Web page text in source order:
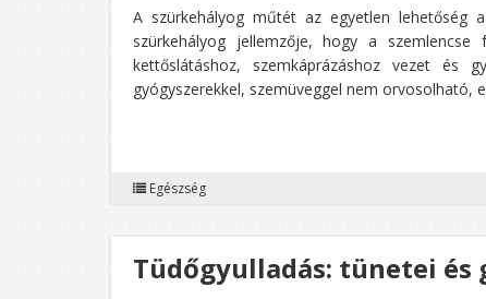
A szürkehályog műtét az egyetlen lehetőség
szürkehályog jellemzője, hogy a
kettőslátáshoz, szemkáprázáshoz vezet és
gyógyszerekkel, szemüveggel nem orvosolható,
Egészség
Tüdőgyulladás: tünetei és